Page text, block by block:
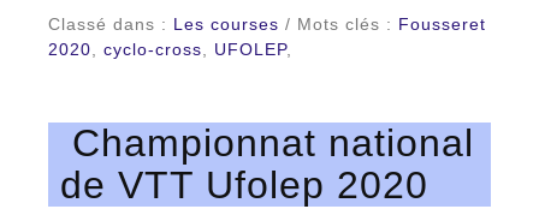
Classé dans : Les courses / Mots clés : Fousseret
2020, cyclo-cross, UFOLEP,
Championnat national
de VTT Ufolep 2020